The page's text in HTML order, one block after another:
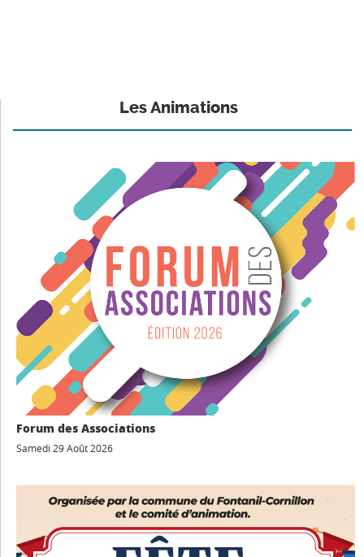
Les Animations
Forum des Associations
Samedi 29 Août 2026